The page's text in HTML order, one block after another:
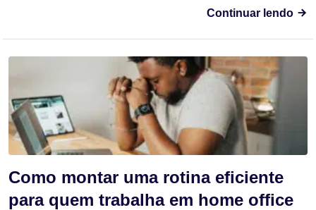
Continuar lendo
Como montar uma rotina eficiente
para quem trabalha em home office